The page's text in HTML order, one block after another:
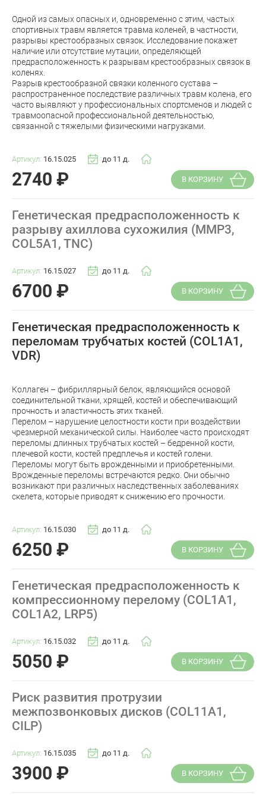
Одной из самых опасных и, одновременно с этим, частых
спортивных травм является травма коленей, в частности,
разрывы крестообразных связок. Исследование покажет
наличие или отсутствие мутации, определяющей
предрасположенность к разрывам крестообразных связок в
коленях.
Разрыв крестообразной связки коленного сустава –
распространенное последствие различных травм колена, его
часто выявляют у профессиональных спортсменов и людей с
травмоопасной профессиональной деятельностью,
связанной с тяжелыми физическими нагрузками.
Артикул: 16.15.025 до 11 д.
2740 ₽ В КОРЗИНУ
Генетическая предрасположенность к
разрыву ахиллова сухожилия (MMP3,
COL5A1, TNC)
Артикул: 16.15.027 до 11 д.
6700 ₽ В КОРЗИНУ
Генетическая предрасположенность к
переломам трубчатых костей (COL1A1,
VDR)
Коллаген – фибриллярный белок, являющийся основой
соединительной ткани, хрящей, костей и обеспечивающий
прочность и эластичность этих тканей.
Перелом – нарушение целостности кости при воздействии
чрезмерной механической силы. Наиболее часто происходят
переломы длинных трубчатых костей – бедренной кости,
плечевой кости, костей предплечья и костей голени.
Переломы могут быть врожденными и приобретенными.
Врожденные переломы встречаются редко. Они обычно
возникают при различных наследственных заболеваниях
скелета, которые приводят к снижению его прочности.
Артикул: 16.15.030 до 11 д.
6250 ₽ В КОРЗИНУ
Генетическая предрасположенность к
компрессионному перелому (COL1A1,
COL1A2, LRP5)
Артикул: 16.15.032 до 11 д.
5050 ₽ В КОРЗИНУ
Риск развития протрузии
межпозвонковых дисков (COL11A1,
CILP)
Артикул: 16.15.035 до 11 д.
3900 ₽ В КОРЗИНУ